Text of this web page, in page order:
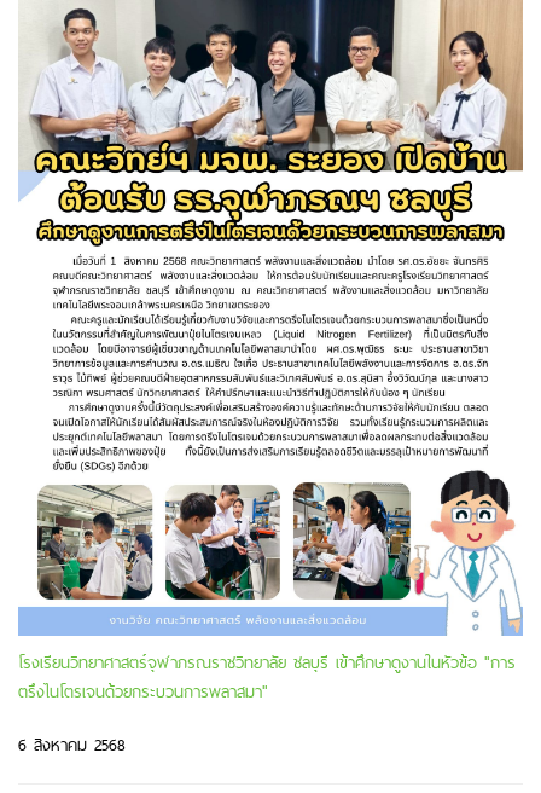
โรงเรียนวิทยาศาสตร์จุฬาภรณราชวิทยาลัย ชลบุรี เข้าศึกษาดูงานในหัวข้อ "การ
ตรึงไนโตรเจนด้วยกระบวนการพลาสมา"
6 สิงหาคม 2568